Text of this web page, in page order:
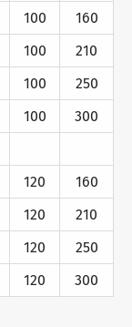
100
160
100
210
100
250
100 300
120
160
120
210
120
250
120 300